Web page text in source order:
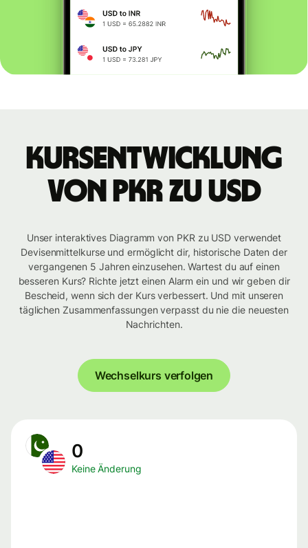
Kursentwicklung
von PKR zu USD
Unser interaktives Diagramm von PKR zu USD verwendet
Devisenmittelkurse und ermöglicht dir, historische Daten der
vergangenen 5 Jahren einzusehen. Wartest du auf einen
besseren Kurs? Richte jetzt einen Alarm ein und wir geben dir
Bescheid, wenn sich der Kurs verbessert. Und mit unseren
täglichen Zusammenfassungen verpasst du nie die neuesten
Nachrichten.
Wechselkurs verfolgen
0
Keine Änderung